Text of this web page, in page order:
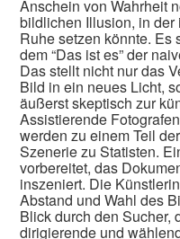
Anschein von Wahrheit
bildlichen Illusion, in
Ruhe setzen könnte. Es
dem “Das ist es” der
Das stellt nicht nur das
Bild in ein neues Licht,
äußerst skeptisch zur
Assistierende
werden zu einem Teil
Szenerie zu Statisten.
vorbereitet, das
inszeniert. Die
Abstand und Wahl des
Blick durch den Sucher,
dirigierende und